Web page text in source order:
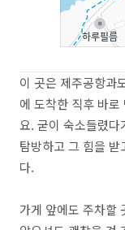
이 곳은 제주공항과
에 도착한 직후 바
요. 굳이 숙소들렸다
탐방하고 그 힘을
다.
가게 앞에도 주차할